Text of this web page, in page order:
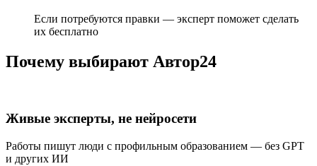
Если потребуются правки — эксперт поможет сделать
их бесплатно
Почему выбирают Автор24
Живые эксперты, не нейросети
Работы пишут люди с профильным образованием — без GPT
и других ИИ